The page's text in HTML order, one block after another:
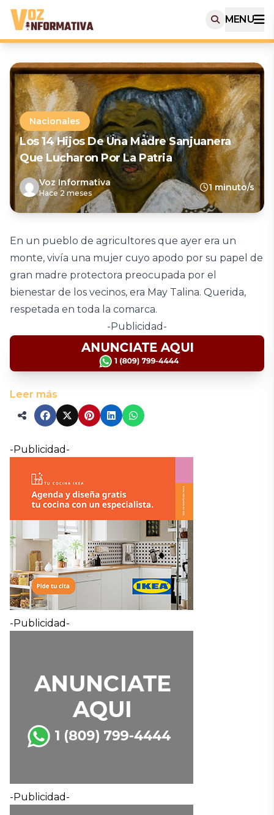
MENU
Nacionales
Los 14 Hijos De Una Madre Sanjuanera
Que Lucharon Por La Patria
Voz Informativa
Hace 2 meses
1 minuto/s
En un pueblo de agricultores que ayer era un
monte, vivía una mujer cuyo apodo por su papel de
gran madre protectora preocupada por el
bienestar de los vecinos, era May Talina. Querida,
respetada en toda la comarca.
-Publicidad-
Leer más
-Publicidad-
-Publicidad-
-Publicidad-